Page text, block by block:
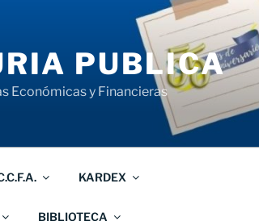
PUBLICA
Económicas y Financieras
KARDEX
BIBLIOTECA